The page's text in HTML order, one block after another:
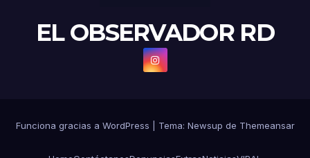
EL OBSERVADOR RD
Funciona gracias a WordPress Tema: Newsup de Themeansar